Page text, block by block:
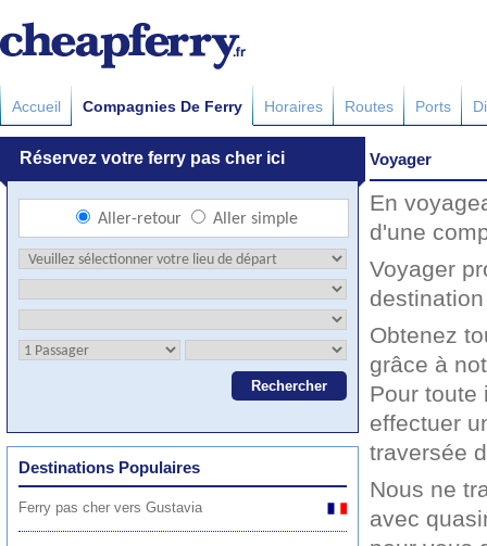
Accueil Compagnies De Ferry Horaires Routes Ports
Destinations Populaires
Ferry pas cher vers Gustavia
Voyager
En
d'une
Voyager
Obtenez
grâce à
Pour toute
effectuer
traversée
Nous ne
avec